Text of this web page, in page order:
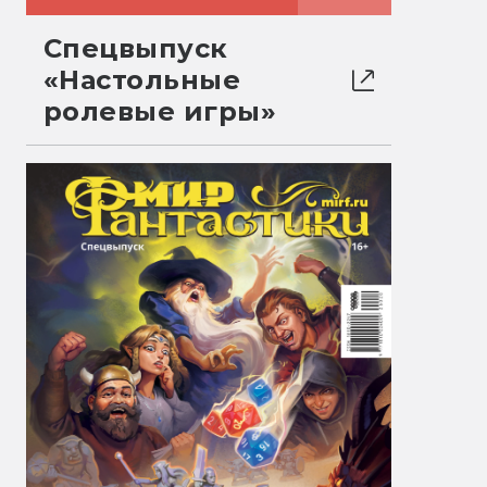
Спецвыпуск
«Настольные
ролевые игры»